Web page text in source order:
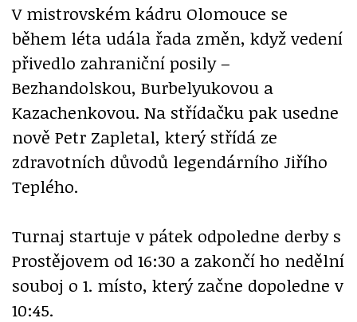
V mistrovském kádru Olomouce se
během léta udála řada změn, když vedení
přivedlo zahraniční posily –
Bezhandolskou, Burbelyukovou a
Kazachenkovou. Na střídačku pak usedne
nově Petr Zapletal, který střídá ze
zdravotních důvodů legendárního Jiřího
Teplého.
Turnaj startuje v pátek odpoledne derby s
Prostějovem od 16:30 a zakončí ho nedělní
souboj o 1. místo, který začne dopoledne v
10:45.